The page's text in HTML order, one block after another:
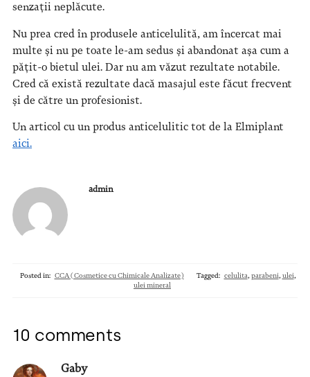
senzații neplăcute.
Nu prea cred în produsele anticelulită, am încercat mai
multe și nu pe toate le-am sedus și abandonat așa cum a
pățit-o bietul ulei. Dar nu am văzut rezultate notabile.
Cred că există rezultate dacă masajul este făcut frecvent
și de către un profesionist.
Un articol cu un produs anticelulitic tot de la Elmiplant
aici.
admin
Posted in: CCA (Cosmetice cu Chimicale Analizate) Tagged: celulita, parabeni, ulei,
ulei mineral
10 comments
Gaby